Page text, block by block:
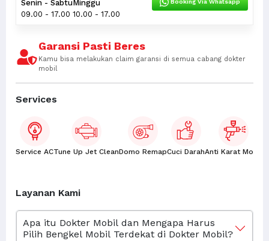
Senin - Sabtu
09.00 - 17.00
Minggu
10.00 - 17.00
Booking Via Whatsapp
Garansi Pasti Beres
Kamu bisa melakukan claim garansi di semua cabang dokter
mobil
Services
Service ACTune Up Jet CleanDomo RemapCuci DarahAnti Karat Mobil
Layanan Kami
Apa itu Dokter Mobil dan Mengapa Harus
Pilih Bengkel Mobil Terdekat di Dokter Mobil?